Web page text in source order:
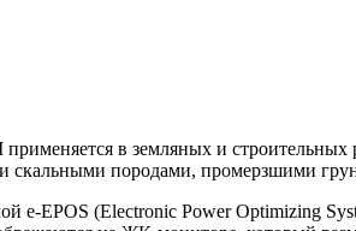
в земляных и строительных
скальными породами, промерзшими
e-EPOS (Electronic Power Optimizing